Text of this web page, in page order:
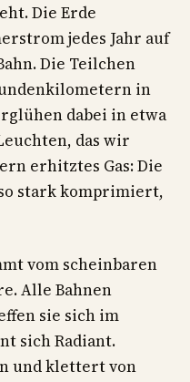
Die Erde
jedes Jahr auf
Die Teilchen
in
dabei in etwa
das wir
erhitztes Gas: Die
stark komprimiert,
vom scheinbaren
Alle Bahnen
sie sich im
sich Radiant.
und klettert von